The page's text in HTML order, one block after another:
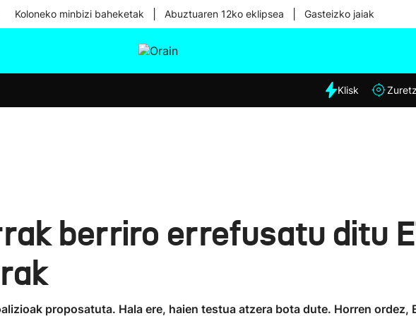
Koloneko minbizi baheketak Abuztuaren 12ko eklipsea Gasteizko jaiak
Eguraldia
Klisk
berriro errefusatu ditu
proposatuta. Hala ere, haien testua atzera bota dute. Horren ordez,